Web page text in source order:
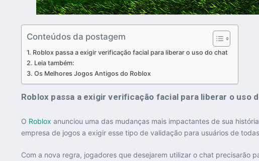
Conteúdos da postagem
Roblox passa a exigir verificação facial para liberar o uso do chat
Leia também:
Os Melhores Jogos Antigos do Roblox
Roblox passa a exigir verificação facial para liberar o uso
O Roblox anunciou uma das mudanças mais impactantes de sua
empresa de jogos a exigir esse tipo de validação para usuários de
Com a nova regra, jogadores que desejarem utilizar o chat precisarão